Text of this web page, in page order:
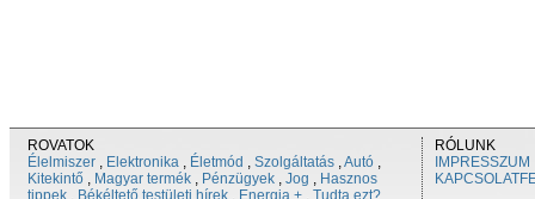
ROVATOK
Élelmiszer , Elektronika , Életmód , Szolgáltatás ,Autó ,
Kitekintő , Magyar termék , Pénzügyek , Jog , Hasznos
tippek , Békéltető testületi hírek , Energia + , Tudta ezt?
RÓLUNK
IMPRESSZUM